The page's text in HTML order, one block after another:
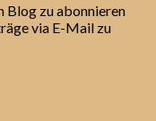
Blog zu abonnieren
via E-Mail zu